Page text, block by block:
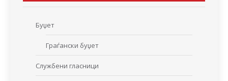
Буџет
Граѓански буџет
Службени гласници